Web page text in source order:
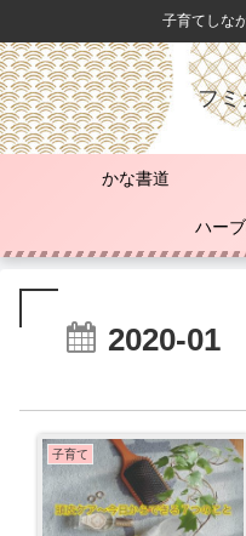
子育てしな
フミ
かな書道
ハー
2020-01
子育て